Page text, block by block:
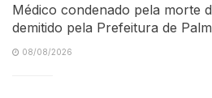
Médico condenado pela morte
demitido pela Prefeitura de
08/08/2026